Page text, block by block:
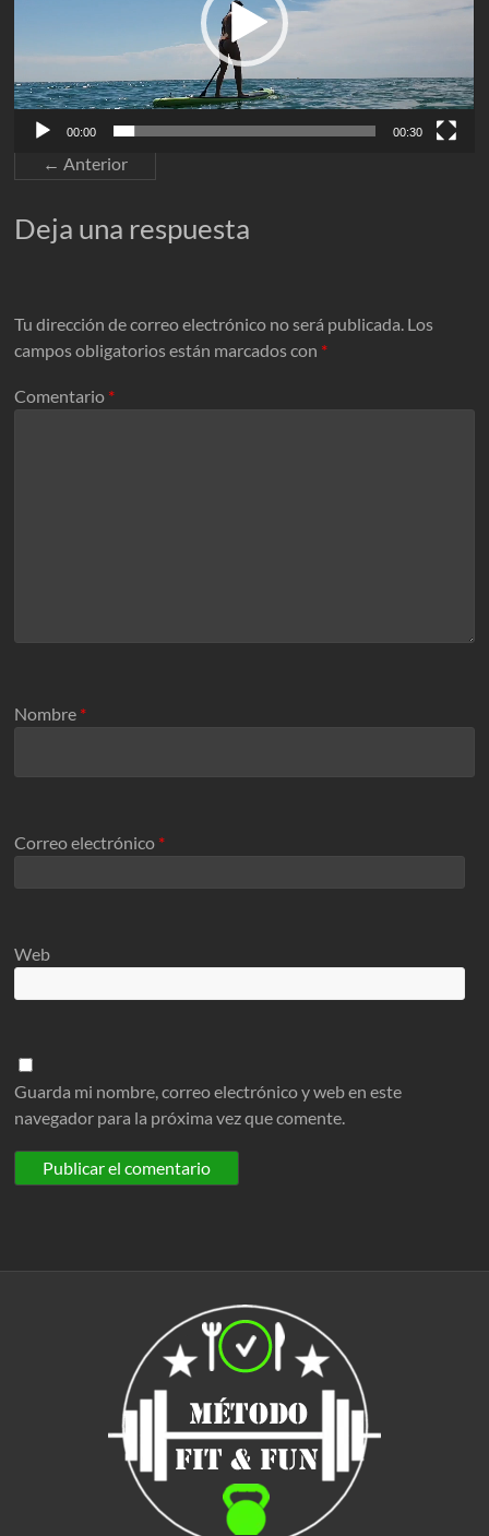
00:00 00:30
← Anterior
Deja una respuesta
Tu dirección de correo electrónico no será publicada. Los
campos obligatorios están marcados con *
Comentario *
Nombre *
Correo electrónico *
Web
Guarda mi nombre, correo electrónico y web en este
navegador para la próxima vez que comente.